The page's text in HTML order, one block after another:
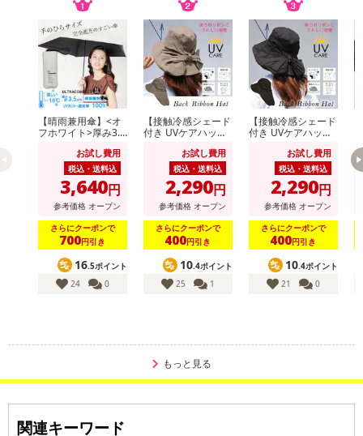
ービスが適用されない場合がございます。
※ご使用になられているモニターや端末により、実際の色と多少
異なる場合がございます。
※参考として2枚目以降に他カラーの詳細画像を掲載している場合
がございます。
注意事項
【賞味・消費期限のある商品について】
商品到着時点でのお日持ち期間は、配送日数などにより異なります
のでご了承ください。
【キャンセルについて】
※お申込み後のキャンセルはお受けできません。
記載されている内容を必ずご確認いただき、お届けする商品セット
にご納得いただきましたうえでお申し込みください。
る場合がございます。
また、[新たな加工食品の原料原産地表示制度]の経過措置期間の終
了により、商品詳細内に記載の原産国・原材料の表記が旧表記の場
合がございます。
あらかじめご了承いただいた上でお申込みください。なお、本理由
【晴雨兼用傘】<オ
フホワイト>厚み3.5
ズUVカット100％マ
イナス16度
お試し費用
税込・送料込
3,640円
参考価格 オープン
さらにクーポンで
700円引き
16.5ポイント
24
0
【接触冷感シェード
付き UVケアハッ
ご紐つきのおしゃれ
なツバ広リボンハッ
お試し費用
税込・送料込
2,290円
参考価格 オープン
さらにクーポンで
400円引き
10.4ポイント
25
1
【接触冷感シェード
付き UVケアハッ
ご紐つきのおしゃれ
なツバ広リボンハッ
お試し費用
税込・送料込
2,290円
参考価格 オープン
さらにクーポンで
400円引き
10.4ポイント
21
0
もっと見る
関連キーワード